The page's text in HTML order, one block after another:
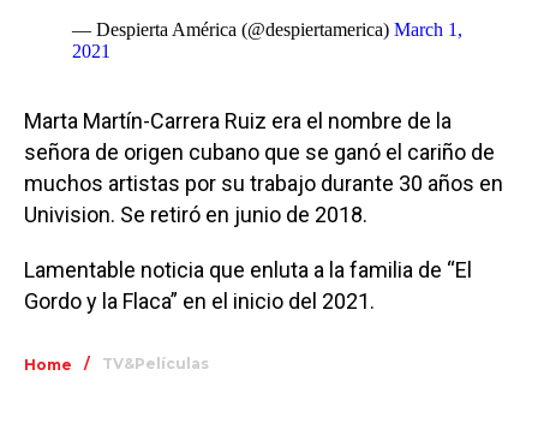
— Despierta América (@despiertamerica) March 1,
2021
Marta Martín-Carrera Ruiz era el nombre de la
señora de origen cubano que se ganó el cariño de
muchos artistas por su trabajo durante 30 años en
Univision. Se retiró en junio de 2018.
Lamentable noticia que enluta a la familia de “El
Gordo y la Flaca” en el inicio del 2021.
Home / TV&Películas